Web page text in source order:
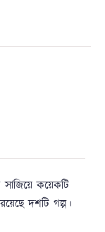
সাজিয়ে কয়েকটি
দশটি গল্প।